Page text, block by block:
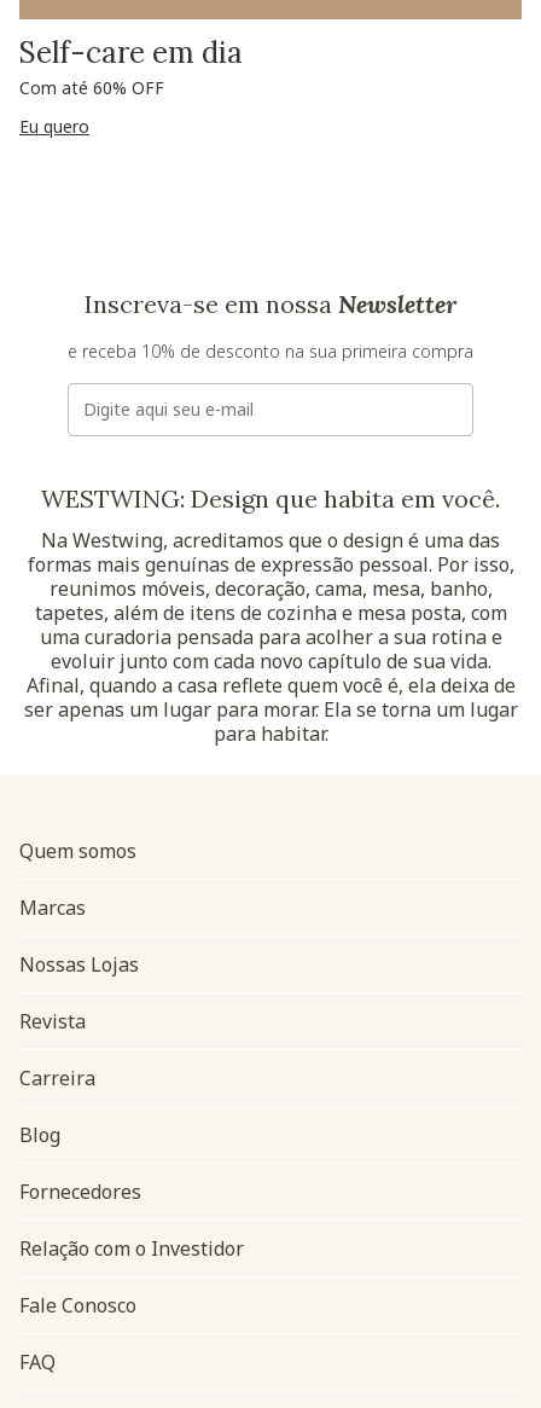
Self-care em dia
Com até 60% OFF
Eu quero
Inscreva-se em nossa Newsletter
e receba 10% de desconto na sua primeira compra
E-mail
WESTWING: Design que habita em você.
Na Westwing, acreditamos que o design é uma das
formas mais genuínas de expressão pessoal. Por isso,
reunimos móveis, decoração, cama, mesa, banho,
tapetes, além de itens de cozinha e mesa posta, com
uma curadoria pensada para acolher a sua rotina e
evoluir junto com cada novo capítulo de sua vida.
Afinal, quando a casa reflete quem você é, ela deixa de
ser apenas um lugar para morar. Ela se torna um lugar
para habitar.
Navegação do rodapé
Quem somos
Marcas
Nossas Lojas
Revista
Carreira
Blog
Fornecedores
Relação com o Investidor
Fale Conosco
FAQ